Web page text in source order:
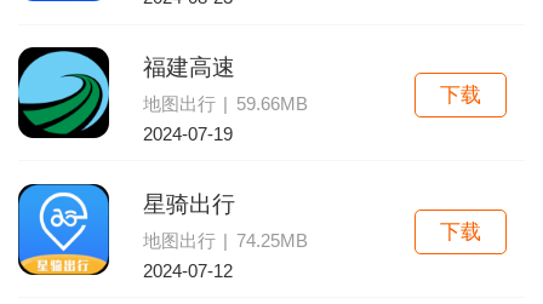
福建高速
地图出行 | 59.66MB
2024-07-19
下载
星骑出行
地图出行 | 74.25MB
2024-07-12
下载